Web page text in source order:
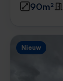
90m²
Nieuw